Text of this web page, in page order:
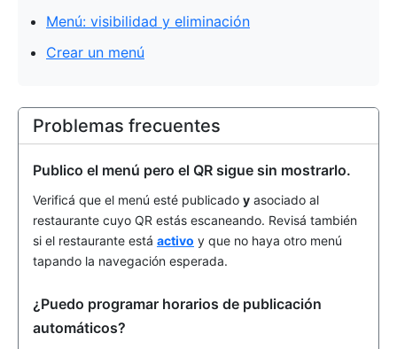
Menú: visibilidad y eliminación
Crear un menú
Problemas frecuentes
Publico el menú pero el QR sigue sin mostrarlo.
Verificá que el menú esté publicado y asociado al
restaurante cuyo QR estás escaneando. Revisá también
si el restaurante está activo y que no haya otro menú
tapando la navegación esperada.
¿Puedo programar horarios de publicación
automáticos?